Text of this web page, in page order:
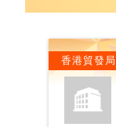
香港貿發